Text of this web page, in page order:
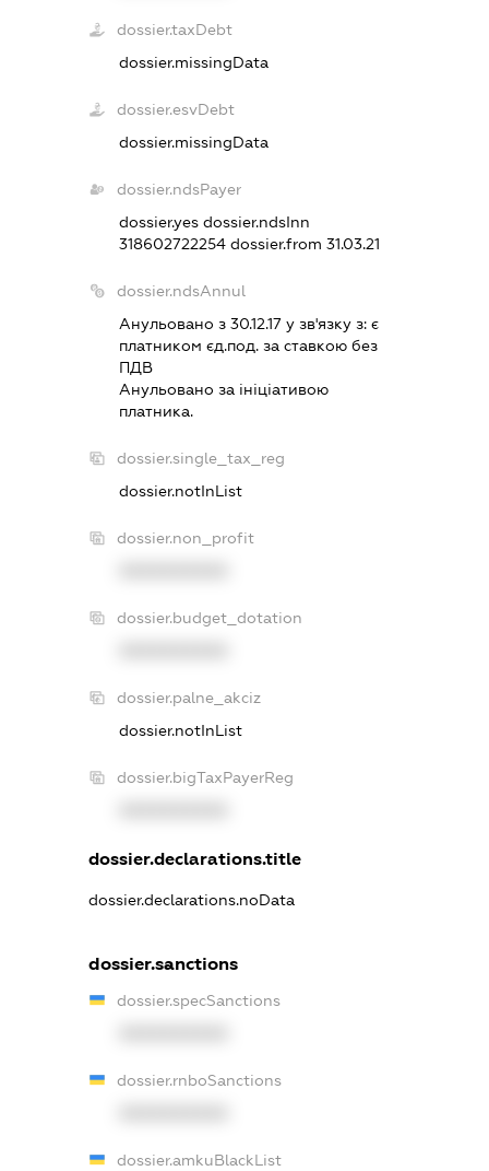
dossier.taxDebt
dossier.missingData
dossier.esvDebt
dossier.missingData
dossier.ndsPayer
dossier.yesdossier.ndsInn
318602722254dossier.from 31.03.21
dossier.ndsAnnul
Анульовано з 30.12.17 у зв'язку з:є
платником єд.под. за ставкою без
ПДВ
Анульовано за iнiцiативою
платника.
dossier.single_tax_reg
dossier.notInList
dossier.non_profit
dossier.budget_dotation
dossier.palne_akciz
dossier.notInList
dossier.bigTaxPayerReg
dossier.declarations.title
dossier.declarations.noData
dossier.sanctions
dossier.specSanctions
dossier.rnboSanctions
dossier.amkuBlackList